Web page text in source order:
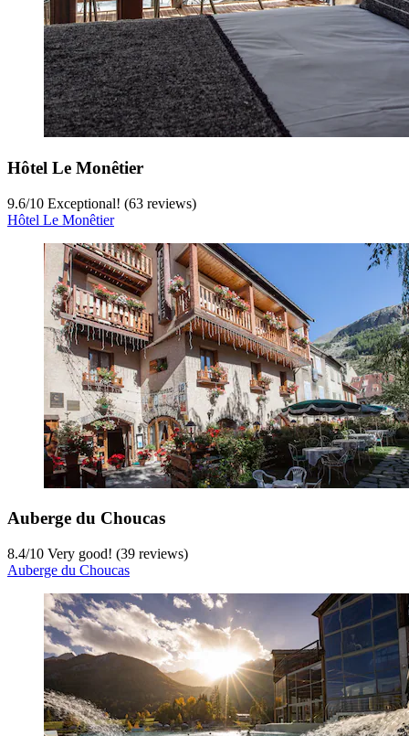
Hôtel Le Monêtier
9.6/10 Exceptional! (63 reviews)
Hôtel Le Monêtier
Auberge du Choucas
8.4/10 Very good! (39 reviews)
Auberge du Choucas